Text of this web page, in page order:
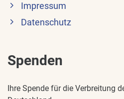
Impressum
Datenschutz
Spenden
Ihre Spende für die Verbreitung